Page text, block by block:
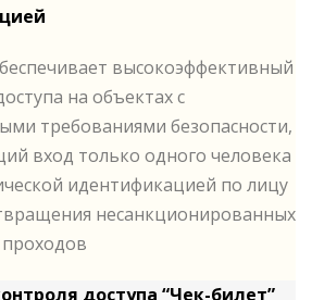
высокоэффективный
на объектах с
требованиями безопасности,
вход только одного человека
идентификацией по лицу
несанкционированных
доступа “Чек-билет”